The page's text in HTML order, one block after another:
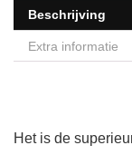
Beschrijving
Extra informatie
Het is de